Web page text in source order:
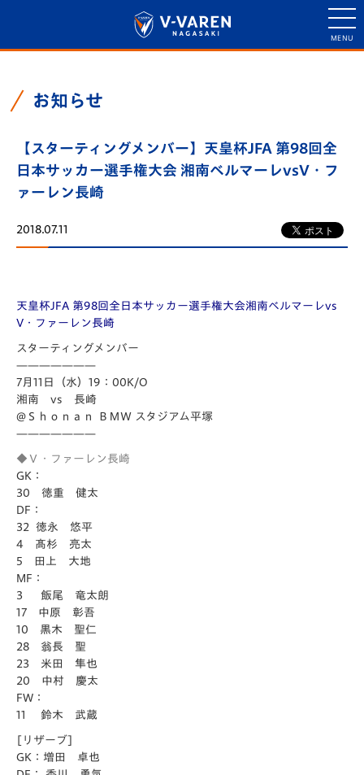
お知らせ
【スターティングメンバー】天皇杯JFA 第98回全
日本サッカー選手権大会 湘南ベルマーレvsV・フ
ァーレン長崎
2018.07.11
天皇杯JFA 第98回全日本サッカー選手権大会湘南ベルマーレvs
V・ファーレン長崎
スターティングメンバー
———————
7月11日（水）19：00K/O
湘南 vs 長崎
@Ｓｈｏｎａｎ ＢＭＷ スタジアム平塚
———————
◆Ｖ・ファーレン長崎
GK：
30 徳重 健太
DF：
32 徳永 悠平
4 髙杉 亮太
5 田上 大地
MF：
3 飯尾 竜太朗
17 中原 彰吾
10 黒木 聖仁
28 翁長 聖
23 米田 隼也
20 中村 慶太
FW：
11 鈴木 武蔵
[リザーブ]
GK：増田 卓也